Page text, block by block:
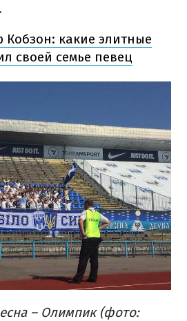
Кобзон: какие элитные
своей семье певец
– Олимпик (фото: